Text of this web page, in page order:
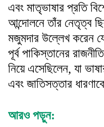
এবং মাতৃভাষার প্রতি
আন্দোলনে তাঁর নেতৃত্ব
মজুমদার উল্লেখ করেন
পূর্ব পাকিস্তানের
নিয়ে এসেছিলেন, যা
এবং জাতিসত্তার
আরও পড়ুন: